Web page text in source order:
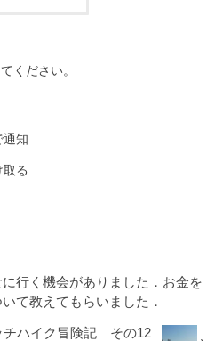
ください。
通知
る
行く機会がありました．お金を
て教えてもらいました．
チハイク冒険記 その12